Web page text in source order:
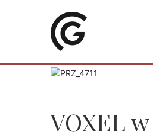
VOXEL